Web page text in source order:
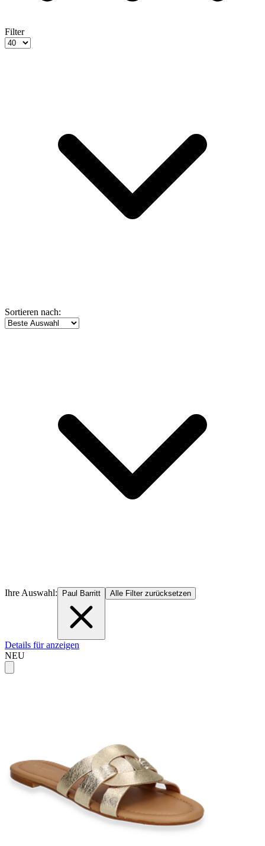
Filter
Sortieren nach:
Ihre Auswahl: Paul Barritt Alle Filter zurücksetzen
Details für anzeigen
NEU